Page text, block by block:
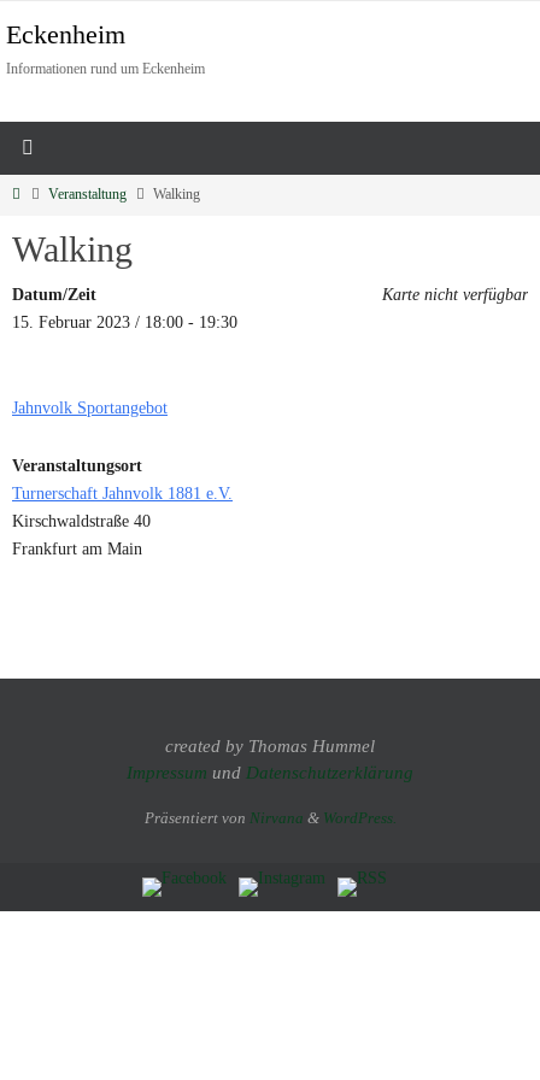
Eckenheim
Informationen rund um Eckenheim
Veranstaltung Walking
Walking
Karte nicht verfügbar
Datum/Zeit
15. Februar 2023 / 18:00 - 19:30
Jahnvolk Sportangebot
Veranstaltungsort
Turnerschaft Jahnvolk 1881 e.V.
Kirschwaldstraße 40
Frankfurt am Main
created by Thomas Hummel
Impressum und Datenschutzerklärung
Präsentiert von Nirvana & WordPress.